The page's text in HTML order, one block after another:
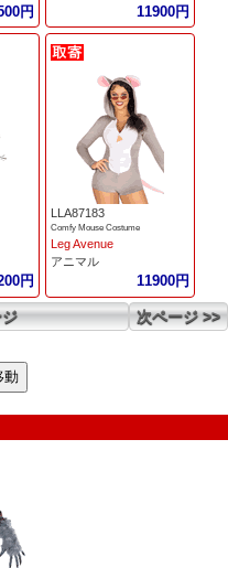
円 11900円
円
LLA87183
Comfy Mouse Costume
Leg Avenue
アニマル
11900円
次ページ >>